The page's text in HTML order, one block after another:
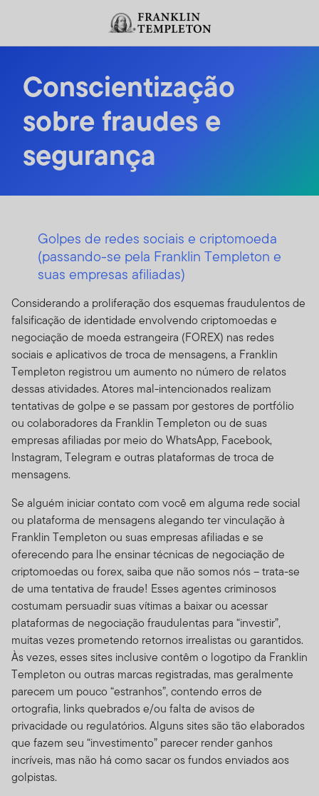
Conscientização
sobre fraudes e
segurança
Golpes de redes sociais e criptomoeda
(passando-se pela Franklin Templeton e
suas empresas afiliadas)
Considerando a proliferação dos esquemas fraudulentos de
falsificação de identidade envolvendo criptomoedas e
negociação de moeda estrangeira (FOREX) nas redes
sociais e aplicativos de troca de mensagens, a Franklin
Templeton registrou um aumento no número de relatos
dessas atividades. Atores mal-intencionados realizam
tentativas de golpe e se passam por gestores de portfólio
ou colaboradores da Franklin Templeton ou de suas
empresas afiliadas por meio do WhatsApp, Facebook,
Instagram, Telegram e outras plataformas de troca de
mensagens.
Se alguém iniciar contato com você em alguma rede social
ou plataforma de mensagens alegando ter vinculação à
Franklin Templeton ou suas empresas afiliadas e se
oferecendo para lhe ensinar técnicas de negociação de
criptomoedas ou forex, saiba que não somos nós – trata-se
de uma tentativa de fraude! Esses agentes criminosos
costumam persuadir suas vítimas a baixar ou acessar
plataformas de negociação fraudulentas para “investir”,
muitas vezes prometendo retornos irrealistas ou garantidos.
Às vezes, esses sites inclusive contêm o logotipo da Franklin
Templeton ou outras marcas registradas, mas geralmente
parecem um pouco “estranhos”, contendo erros de
ortografia, links quebrados e/ou falta de avisos de
privacidade ou regulatórios. Alguns sites são tão elaborados
que fazem seu “investimento” parecer render ganhos
incríveis, mas não há como sacar os fundos enviados aos
golpistas.